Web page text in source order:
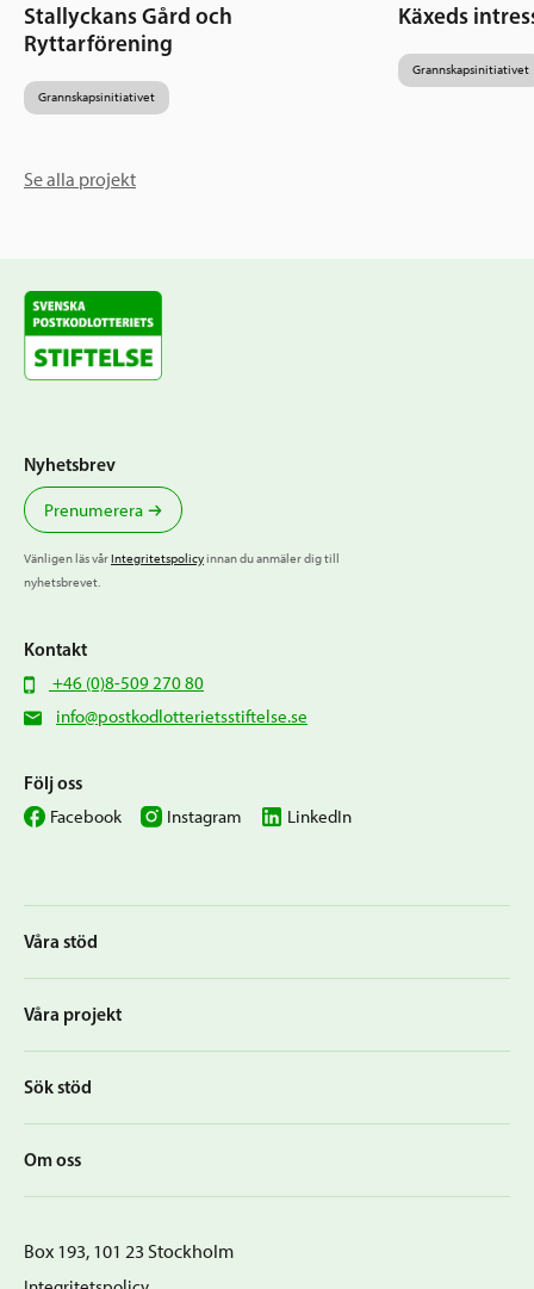
Stallyckans Gård och
Ryttarförening
Grannskapsinitiativet
Käxeds
Grannskapsinitiativet
Se alla projekt
Våra stöd
Våra projekt
Sök stöd
Om oss
Nyhetsbrev
Prenumerera
Vänligen läs vårIntegritetspolicyinnan du anmäler dig till
nyhetsbrevet.
Kontakt
+46 (0)8-509 270 80
info@postkodlotterietsstiftelse.se
Följ oss
Facebook Instagram LinkedIn
Box 193, 101 23 Stockholm